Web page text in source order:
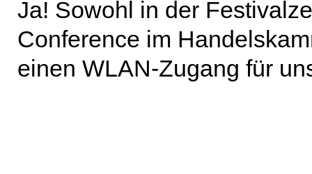
Ja! Sowohl in der
Conference im
einen WLAN-Zugang für